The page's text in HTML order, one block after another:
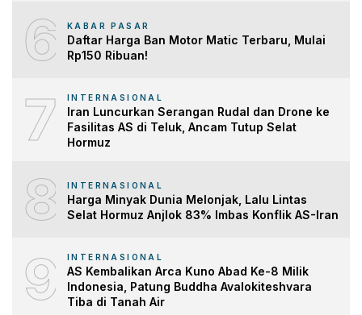
6 KABAR PASAR
Daftar Harga Ban Motor Matic Terbaru, Mulai
Rp150 Ribuan!
7 INTERNASIONAL
Iran Luncurkan Serangan Rudal dan Drone ke
Fasilitas AS di Teluk, Ancam Tutup Selat
Hormuz
8 INTERNASIONAL
Harga Minyak Dunia Melonjak, Lalu Lintas
Selat Hormuz Anjlok 83% Imbas Konflik AS-Iran
9 INTERNASIONAL
AS Kembalikan Arca Kuno Abad Ke-8 Milik
Indonesia, Patung Buddha Avalokiteshvara
Tiba di Tanah Air